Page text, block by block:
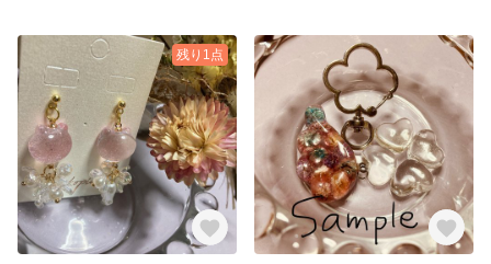
残り1点